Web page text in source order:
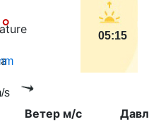
s
05:15
Ветер м/с